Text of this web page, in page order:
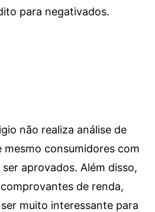
para negativados.
não realiza análise de
consumidores com
aprovados. Além disso,
de renda,
muito interessante para